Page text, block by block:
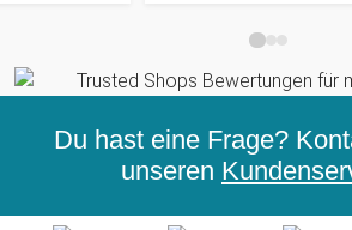
Du hast eine Frage?
unseren